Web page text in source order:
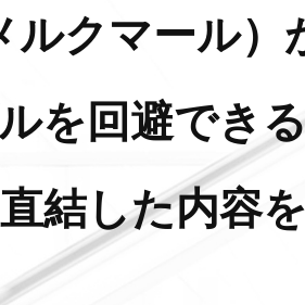
クマール）
を回避でき
結した内容